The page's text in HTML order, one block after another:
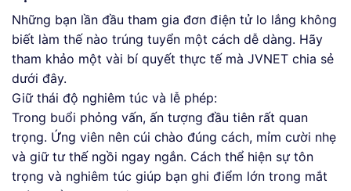
Những bạn lần đầu tham gia đơn điện tử lo lắng không
biết làm thế nào trúng tuyển một cách dễ dàng. Hãy
tham khảo một vài bí quyết thực tế mà JVNET chia sẻ
dưới đây.
Giữ thái độ nghiêm túc và lễ phép:
Trong buổi phỏng vấn, ấn tượng đầu tiên rất quan
trọng. Ứng viên nên cúi chào đúng cách, mỉm cười nhẹ
và giữ tư thế ngồi ngay ngắn. Cách thể hiện sự tôn
trọng và nghiêm túc giúp bạn ghi điểm lớn trong mắt